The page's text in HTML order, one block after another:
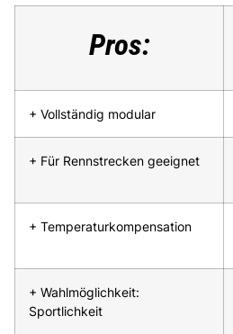
Pros:
+ Vollständig modular
+ Für Rennstrecken geeignet
+ Temperaturkompensation
+ Wahlmöglichkeit:
Sportlichkeit